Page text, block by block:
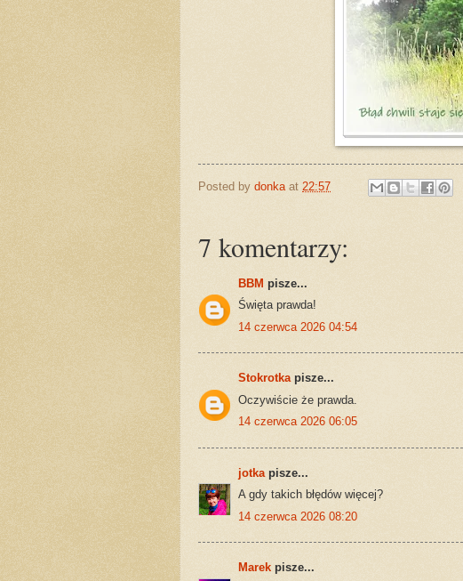
Posted by donka at 22:57
7 komentarzy:
BBM pisze...
Święta prawda!
14 czerwca 2026 04:54
Stokrotkapisze...
Oczywiście że prawda.
14 czerwca 2026 06:05
jotka pisze...
A gdy takich błędów więcej?
14 czerwca 2026 08:20
Marek pisze...